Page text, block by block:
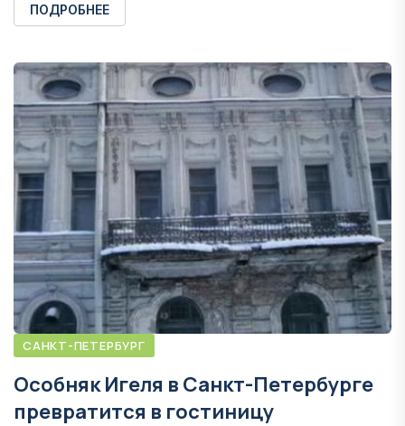
ПОДРОБНЕЕ
САНКТ-ПЕТЕРБУРГ
Особняк Игеля в Санкт-Петербурге
превратится в гостиницу